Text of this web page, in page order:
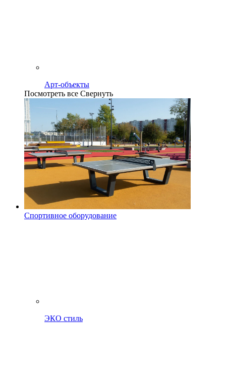
Арт-объекты
Посмотреть все Свернуть
Спортивное оборудование
ЭКО стиль